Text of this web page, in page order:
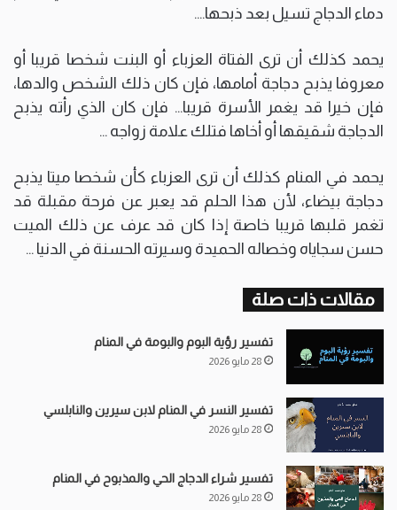
دماء الدجاج تسيل بعد ذبحها….
يحمد كذلك أن ترى الفتاة العزباء أو البنت شخصا قريبا أو
معروفا يذبح دجاجة أمامها، فإن كان ذلك الشخص والدها،
فإن خيرا قد يغمر الأسرة قريبا… فإن كان الذي رأته يذبح
الدجاجة شقيقها أو أخاها فتلك علامة زواجه …
يحمد في المنام كذلك أن ترى العزباء كأن شخصا ميتا يذبح
دجاجة بيضاء، لأن هذا الحلم قد يعبر عن فرحة مقبلة قد
تغمر قلبها قريبا خاصة إذا كان قد عرف عن ذلك الميت
حسن سجاياه وخصاله الحميدة وسيرته الحسنة في الدنيا …
مقالات ذات صلة
تفسير رؤية البوم والبومة في المنام
28 مايو 2026
تفسير النسر في المنام لابن سيرين والنابلسي
28 مايو 2026
تفسير شراء الدجاج الحي والمذبوح في المنام
28 مايو 2026